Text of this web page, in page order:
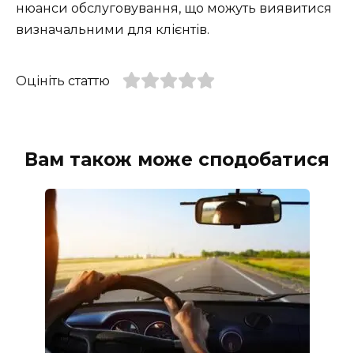
нюанси обслуговування, що можуть виявитися
визначальними для клієнтів.
Оцініть статтю
Вам також може сподобатися